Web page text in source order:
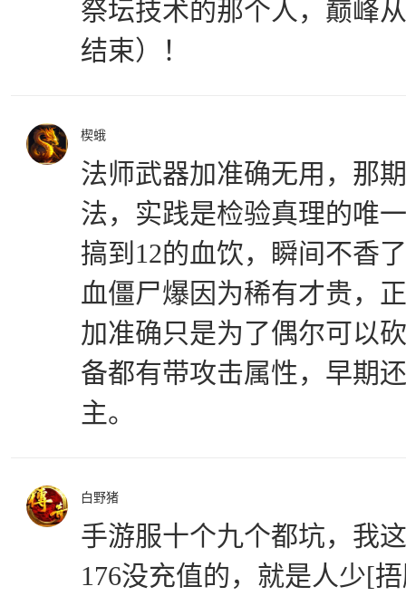
祭坛技术的那个人，巅峰
结束）！
楔蛾
法师武器加准确无用，那
法，实践是检验真理的唯
搞到12的血饮，瞬间不香
血僵尸爆因为稀有才贵，
加准确只是为了偶尔可以
备都有带攻击属性，早期
主。
白野猪
手游服十个九个都坑，我
176没充值的，就是人少[